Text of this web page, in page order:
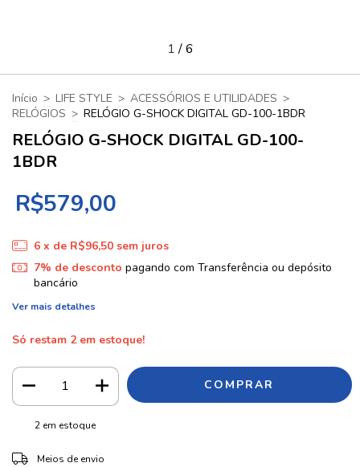
1/6
Início > LIFE STYLE > ACESSÓRIOS E UTILIDADES >
RELÓGIOS > RELÓGIO G-SHOCK DIGITAL GD-100-1BDR
RELÓGIO G-SHOCK DIGITAL GD-100-
1BDR
R$579,00
6 x de R$96,50 sem juros
7% de desconto pagando com Transferência ou depósito
bancário
Ver mais detalhes
Só restam 2em estoque!
2 em estoque
Entregas para o CEP:
Meios de envio